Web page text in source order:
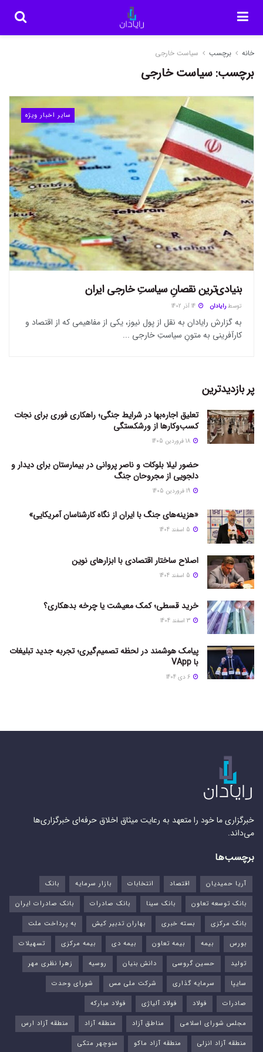
خانه برچسب سیاست خارجی
برچسب:سیاست خارجی
سایر اخبار ویژه
بنیادی‌ترین نقصانِ سیاستِ خارجی ایران
توسط رایادان
به گزارش رایادان به نقل از پول نیوز، یکی از مفاهیمی که از اقتصاد و
کارآفرینی به متونِ سیاستِ خارجی ...
پر بازدیدترین
تعلیق اجاره‌بها در شرایط جنگی؛ راهکاری فوری برای نجات
کسب‌وکارها از ورشکستگی
حضور لیلا بلوکات و ناصر پروانی در بیمارستان برای دیدار و
دلجویی از مجروحان جنگ
«هزینه‌های جنگ با ایران از نگاه کارشناسان آمریکایی»
اصلاح ساختار اقتصادی با ابزارهای نوین
خرید قسطی؛ کمک معیشت یا چرخه بدهکاری؟
پیامک هوشمند در لحظه تصمیم‌گیری؛ تجربه جدید تبلیغات
با VApp
خبرگزاری ما خود را متعهد به رعایت میثاق اخلاق حرفه‌ای خبرگزاری‌ها
می‌داند.
برچسب‌ها
آریا حمیدیان اقتصاد انتخابات بازار سرمایه
بانک
بانک توسعه تعاون
بانک سینا بانک صادرات
بانک صادرات ایران
بانک مرکزی
بسته خبری بهاران تدبیر کیش
به پرداخت ملت
بورس‌
بیمه بیمه تعاون بیمه دی بیمه مرکزی
تسهیلات
تولید
حسین گروسی دانش بنیان روسیه
زهرا نظری مهر
سایپا
سرمایه گذاری شرکت ملی مس
شورای وحدت
صادرات
فولاد فولاد آلیاژی
فولاد مبارکه
مجلس شورای اسلامی
مناطق آزاد منطقه آزاد
منطقه آزاد ارس
منطقه آزاد انزلی
منطقه آزاد ماکو منوچهر متکی